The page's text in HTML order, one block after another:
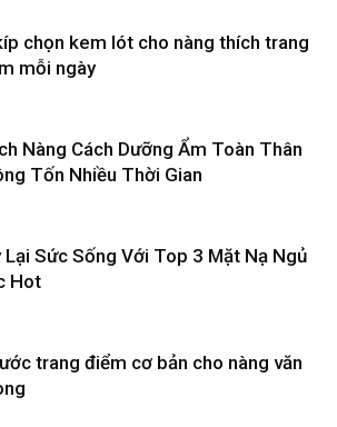
chọn kem lót cho nàng thích trang
mỗi ngày
Nàng Cách Dưỡng Ẩm Toàn Thân
Tốn Nhiều Thời Gian
Lại Sức Sống Với Top 3 Mặt Nạ Ngủ
Hot
trang điểm cơ bản cho nàng văn